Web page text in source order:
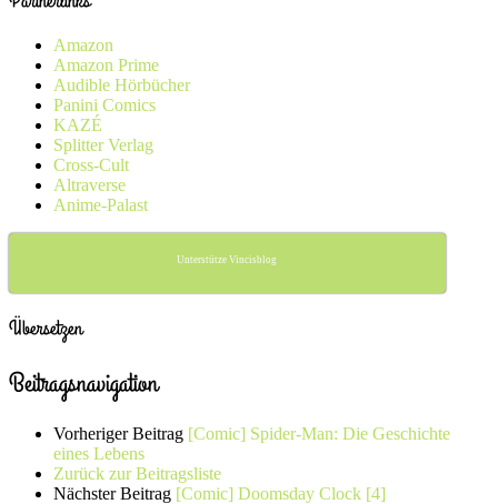
Amazon
Amazon Prime
Audible Hörbücher
Panini Comics
KAZÉ
Splitter Verlag
Cross-Cult
Altraverse
Anime-Palast
Unterstütze Vincisblog
Übersetzen
Beitragsnavigation
Vorheriger Beitrag [Comic] Spider-Man: Die Geschichte
eines Lebens
Zurück zur Beitragsliste
Nächster Beitrag [Comic] Doomsday Clock [4]